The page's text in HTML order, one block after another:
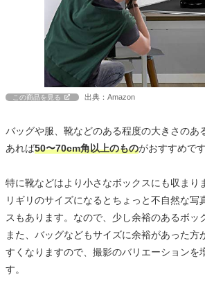
この商品を見る 出典：Amazon
バッグや服、靴などのある程度の大きさのあ
あれば50〜70cm角以上のものがおすすめです
特に靴などはより小さなボックスにも収まり
リギリのサイズになるとちょっと不自然な写
スもあります。なので、少し余裕のあるボッ
また、バッグなどもサイズに余裕があった方
すくなりますので、撮影のバリエーションを
す。